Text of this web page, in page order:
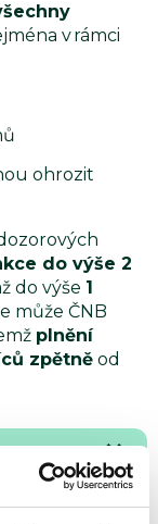
v rámci
ohrozit
do výše 2
do výše 1
může ČNB
plnění
zpětně od